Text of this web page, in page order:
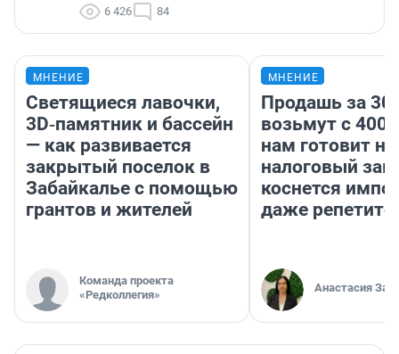
6 426 84
МНЕНИЕ
Светящиеся лавочки,
3D‑памятник и бассейн
— как развивается
закрытый поселок в
Забайкалье с помощью
грантов и жителей
Команда проекта
«Редколлегия»
МНЕНИЕ
Продашь за
возьмут с
нам готовит
налоговый
коснется
даже
Анастасия